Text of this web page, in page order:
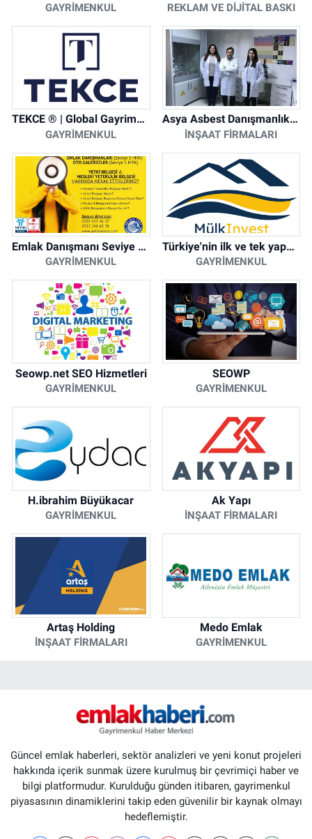
GAYRIMENKUL REKLAM VE DIJITAL BASKI
TEKCE ® | Global Gayrimenkul Şirketi
GAYRIMENKUL
Asya Asbest Danışmanlık - Asbest Söküm ve Asbest Raporu
İNŞAAT FIRMALARI
Emlak Danışmanı Seviye 5 Mesleki Yeterlilik Belgesi
GAYRIMENKUL
Türkiye'nin ilk ve tek yapay zeka destekli arsa ilan platformu
GAYRIMENKUL
Seowp.net SEO Hizmetleri
GAYRIMENKUL
SEOWP
GAYRIMENKUL
H.ibrahim Büyükacar
GAYRIMENKUL
Ak Yapı
İNŞAAT FIRMALARI
Artaş Holding
İNŞAAT FIRMALARI
Medo Emlak
GAYRIMENKUL
Güncel emlak haberleri, sektör analizleri ve yeni konut projeleri
hakkında içerik sunmak üzere kurulmuş bir çevrimiçi haber ve
bilgi platformudur. Kurulduğu günden itibaren, gayrimenkul
piyasasının dinamiklerini takip eden güvenilir bir kaynak olmayı
hedeflemiştir.